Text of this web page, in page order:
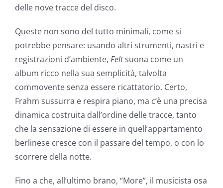
delle nove tracce del disco.
Queste non sono del tutto minimali, come si
potrebbe pensare: usando altri strumenti, nastri e
registrazioni d’ambiente, Feltsuona come un
album ricco nella sua semplicità, talvolta
commovente senza essere ricattatorio. Certo,
Frahm sussurra e respira piano, ma c’è una precisa
dinamica costruita dall’ordine delle tracce, tanto
che la sensazione di essere in quell’appartamento
berlinese cresce con il passare del tempo, o con lo
scorrere della notte.
Fino a che, all’ultimo brano, “More”, il musicista osa